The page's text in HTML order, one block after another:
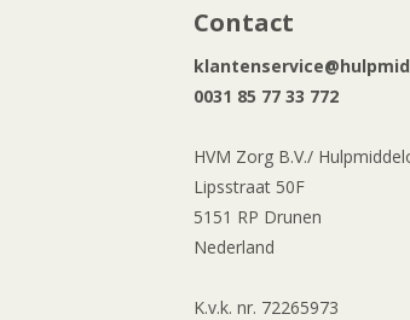
Contact
0031 85 77 33 772
HVM Zorg B.V./
Lipsstraat 50F
5151 RP Drunen
Nederland
K.v.k. nr. 72265973